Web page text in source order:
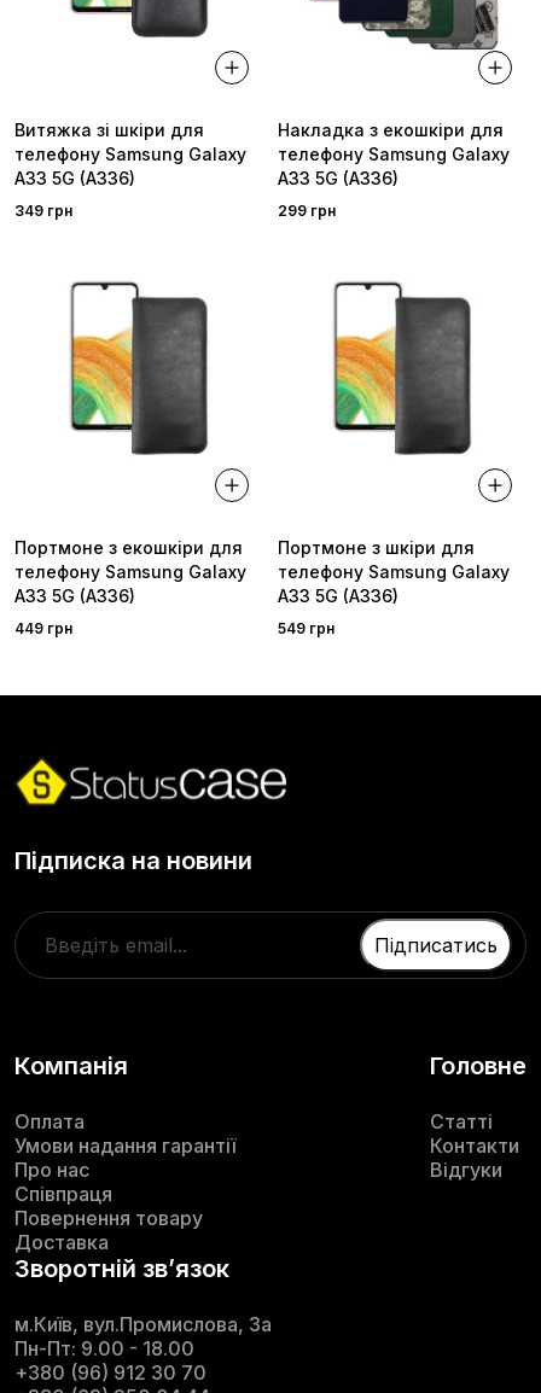
Витяжка зі шкіри для
телефону Samsung Galaxy
A33 5G (A336)
349 грн
Накладка з екошкіри для
телефону Samsung Galaxy
A33 5G (A336)
299 грн
Портмоне з екошкіри для
телефону Samsung Galaxy
A33 5G (A336)
449 грн
Портмоне з шкіри для
телефону Samsung Galaxy
A33 5G (A336)
549 грн
Підписка на новини
Головне
Статті
Контакти
Відгуки
Компанія
Оплата
Умови надання гарантії
Про нас
Співпраця
Повернення товару
Доставка
Зворотній звʼязок
м.Київ, вул.Промислова, 3а
Пн-Пт: 9.00 - 18.00
+380 (96) 912 30 70